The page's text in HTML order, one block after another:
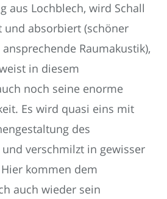
aus Lochblech, wird Schall
absorbiert (schöner
Raumakustik),
in diesem
noch seine enorme
Es wird quasi eins mit
des
verschmilzt in gewisser
kommen dem
auch wieder sein